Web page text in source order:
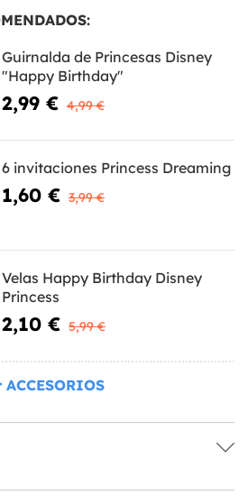
Guirnalda de Princesas Disney
"Happy Birthday"
2,99 € 4,99 €
6 invitaciones Princess Dreaming
1,60 € 3,99 €
Velas Happy Birthday Disney
Princess
2,10 € 5,99 €
ACCESORIOS